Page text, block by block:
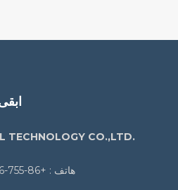
TECHNOLOGY CO.,LTD.
هاتف : +86-755-27823996